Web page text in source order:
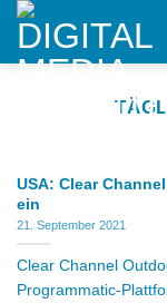
Skip
content
USA: Clear
ein
21. September 2021
Clear Channel
Programmatic-